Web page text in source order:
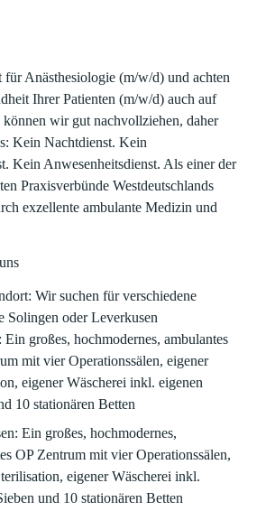
für Anästhesiologie (m/w/d) und achten
Ihrer Patienten (m/w/d) auch auf
können wir gut nachvollziehen, daher
Kein Nachtdienst. Kein
Kein Anwesenheitsdienst. Als einer der
Praxisverbünde Westdeutschlands
exzellente ambulante Medizin und
Wir suchen für verschiedene
Solingen oder Leverkusen
Ein großes, hochmodernes, ambulantes
mit vier Operationssälen, eigener
eigener Wäscherei inkl. eigenen
10 stationären Betten
Ein großes, hochmodernes,
OP Zentrum mit vier Operationssälen,
eigener Wäscherei inkl.
und 10 stationären Betten